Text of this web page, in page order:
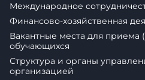
Международное
Финансово-хозяйственная
Вакантные места для приема
обучающихся
Структура и органы
организацией